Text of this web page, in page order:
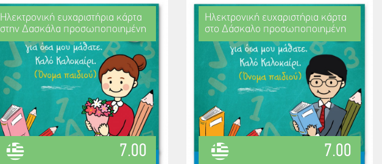
Ηλεκτρονική ευχαριστήρια κάρτα
στην Δασκάλα προσωποποιημένη
7.00
Ηλεκτρονική ευχαριστήρια κάρτα
στο Δάσκαλο προσωποποιημένη
7.00